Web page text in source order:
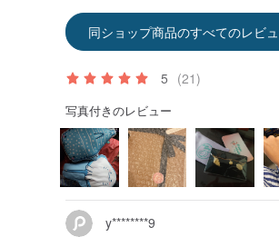
同ショップ商品のすべてのレビ
5 (21)
写真付きのレビュー
y********9